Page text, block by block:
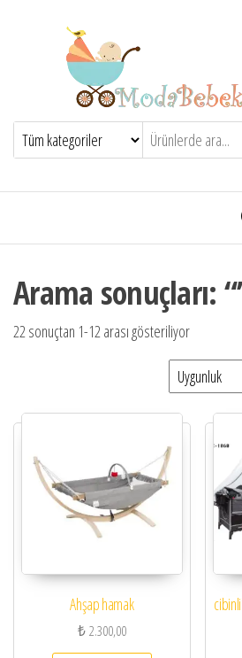
Moda Bebekler
Arama sonuçları:
22 sonuçtan 1-12 arası gösteriliyor
Ahşap hamak
₺2.300,00